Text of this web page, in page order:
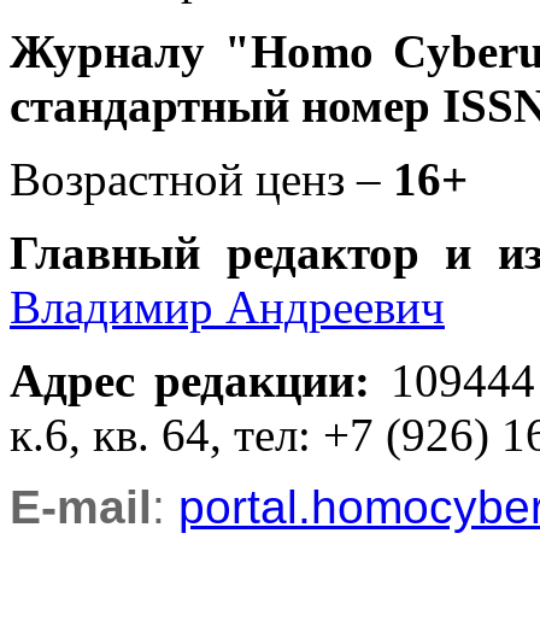
Журналу "Homo
стандартный номер
Возрастной ценз – 16+
Главный редактор и
Владимир Андреевич
Адрес редакции:
к.6, кв. 64, тел: +7 (926)
E-mail: